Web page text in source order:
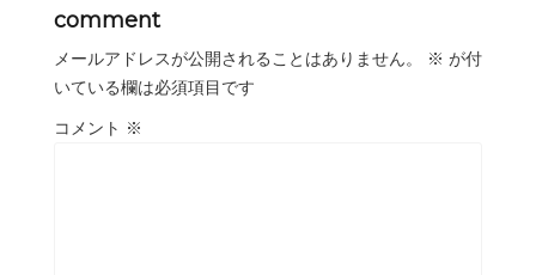
comment
メールアドレスが公開されることはありません。 ※ が付
いている欄は必須項目です
コメント ※